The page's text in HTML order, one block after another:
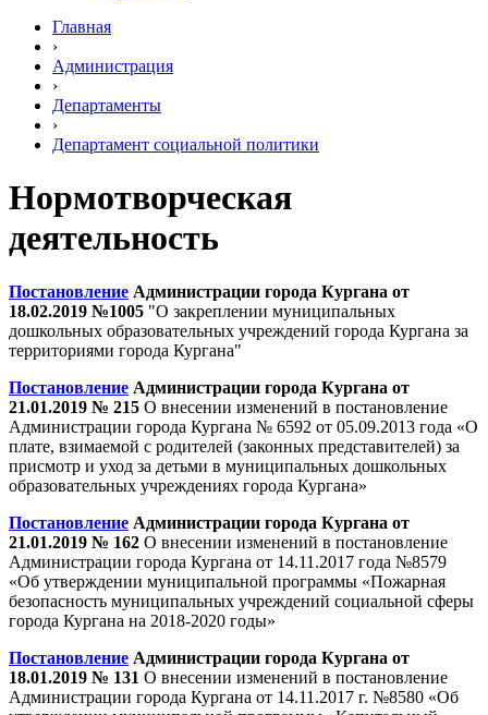
Главная
›
Администрация
›
Департаменты
›
Департамент социальной политики
Нормотворческая
деятельность
Постановление Администрации города Кургана от
18.02.2019 №1005 "О закреплении муниципальных
дошкольных образовательных учреждений города Кургана за
территориями города Кургана"
Постановление Администрации города Кургана от
21.01.2019 № 215 О внесении изменений в постановление
Администрации города Кургана № 6592 от 05.09.2013 года «О
плате, взимаемой с родителей (законных представителей) за
присмотр и уход за детьми в муниципальных дошкольных
образовательных учреждениях города Кургана»
Постановление Администрации города Кургана от
21.01.2019 № 162 О внесении изменений в постановление
Администрации города Кургана от 14.11.2017 года №8579
«Об утверждении муниципальной программы «Пожарная
безопасность муниципальных учреждений социальной сферы
города Кургана на 2018-2020 годы»
Постановление Администрации города Кургана от
18.01.2019 № 131 О внесении изменений в постановление
Администрации города Кургана от 14.11.2017 г. №8580 «Об